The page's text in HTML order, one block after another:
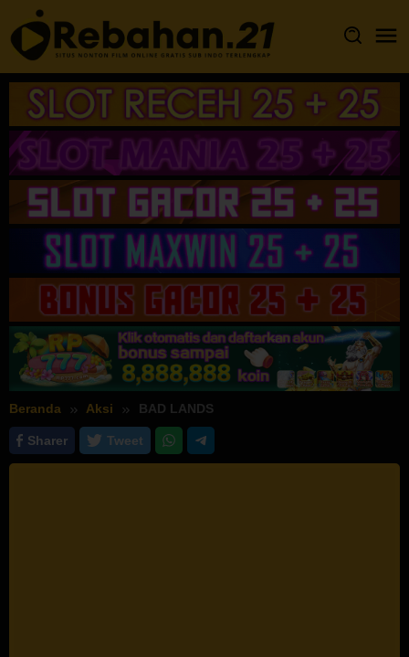
Loncat
ke
konten
Beranda Aksi BAD LANDS
Sharer Tweet